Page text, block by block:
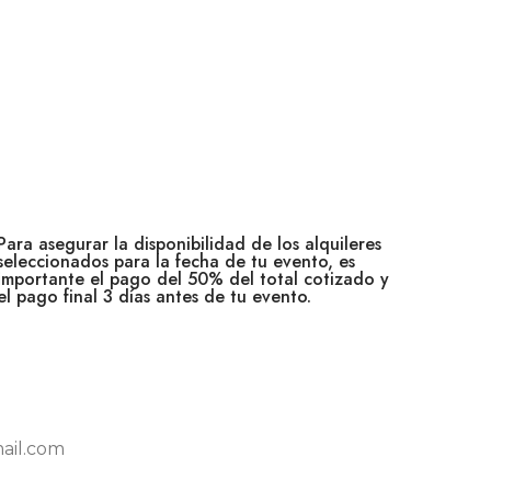
asegurar la disponibilidad de los alquileres
para la fecha de tu evento, es
el pago del 50% del total cotizado y
pago final 3 días antes de tu evento.